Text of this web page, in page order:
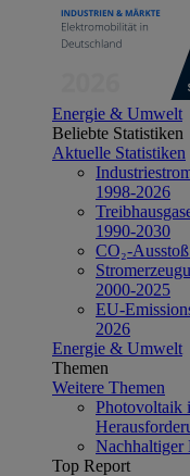
Energie & Umwelt
Beliebte Statistiken
Aktuelle Statistiken
1998-2026
1990-2030
CO₂-
2000-2025
EU-
2026
Energie & Umwelt
Themen
Weitere Themen
Photovoltaik
Nachhaltiger
Top Report